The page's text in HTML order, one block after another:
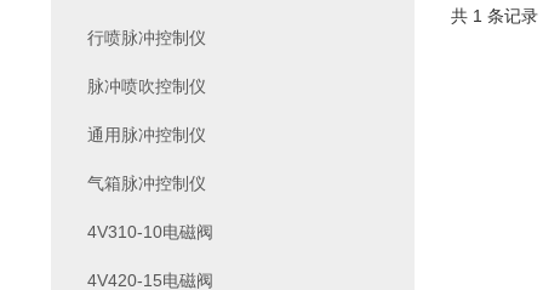
共 1 条记
行喷脉冲控制仪
脉冲喷吹控制仪
通用脉冲控制仪
气箱脉冲控制仪
4V310-10电磁阀
4V420-15电磁阀